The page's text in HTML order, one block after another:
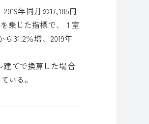
年同月の17,185円
乗じた指標で、１室
31.2％増、2019年
建てで換算した場合
いる。